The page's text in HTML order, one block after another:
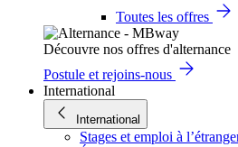
Toutes les offres
Découvre nos offres d'alternance
Postule et rejoins-nous
International
International
Stages et emploi à